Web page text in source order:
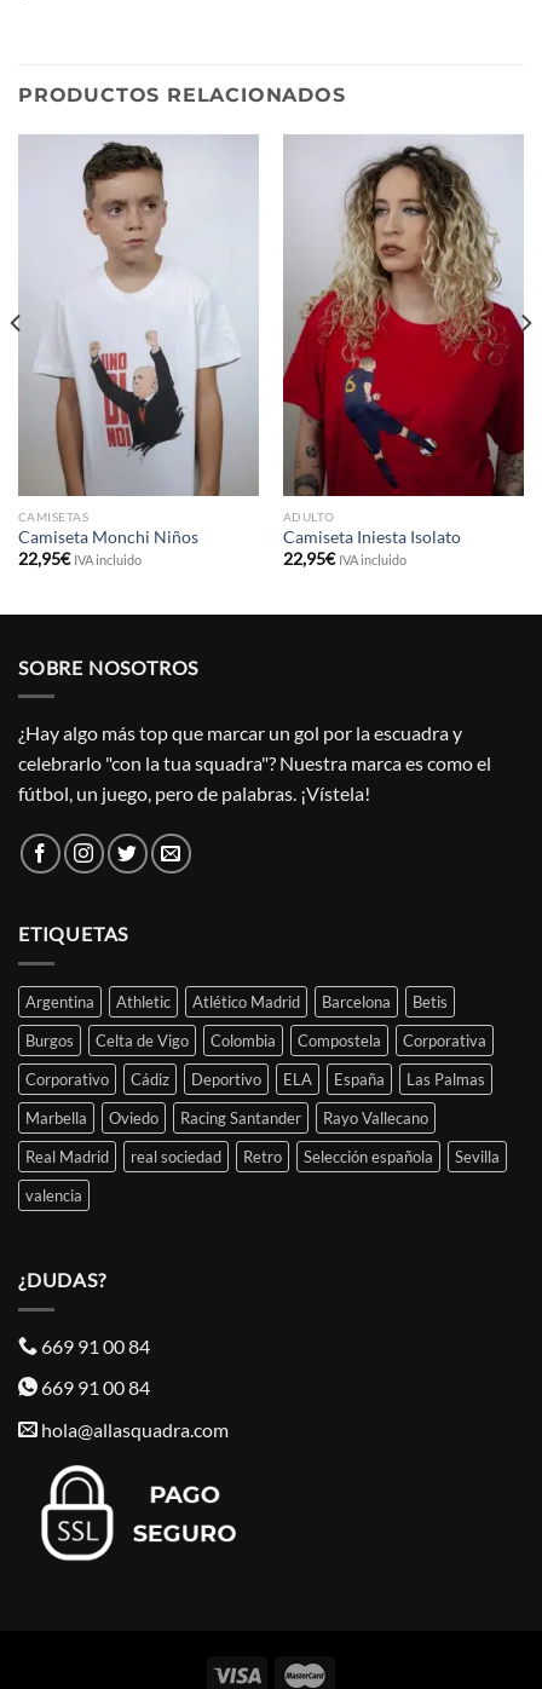
PRODUCTOS RELACIONADOS
CAMISETAS
Camiseta Monchi Niños
22,95€ IVA incluido
ADULTO
Camiseta Iniesta Isolato
22,95€ IVA incluido
SOBRE NOSOTROS
¿Hay algo más top que marcar un gol por la escuadra y
celebrarlo "con la tua squadra"? Nuestra marca es como el
fútbol, un juego, pero de palabras. ¡Vístela!
ETIQUETAS
Argentina Athletic Atlético Madrid Barcelona
Betis
Burgos
Celta de Vigo Colombia Compostela
Corporativa
Corporativo
Cádiz Deportivo ELA España
Las Palmas
Marbella
Oviedo Racing Santander
Rayo Vallecano
Real Madrid
real sociedad Retro Selección española
Sevilla
valencia
¿DUDAS?
669 91 00 84
669 91 00 84
hola@allasquadra.com